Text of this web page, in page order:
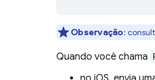
Observação:
Quando você chama